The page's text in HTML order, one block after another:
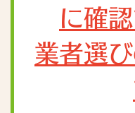
に確
業者選